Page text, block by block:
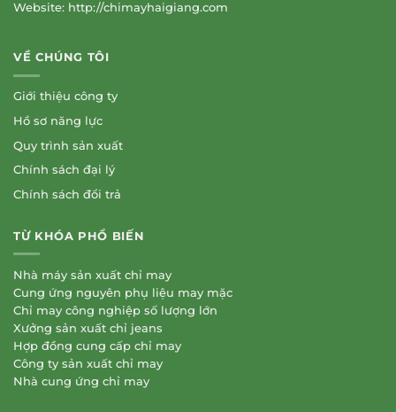
Website: http://chimayhaigiang.com
VỀ CHÚNG TÔI
Giới thiệu công ty
Hồ sơ năng lực
Quy trình sản xuất
Chính sách đại lý
Chính sách đổi trả
TỪ KHÓA PHỔ BIẾN
Nhà máy sản xuất chỉ may
Cung ứng nguyên phụ liệu may mặc
Chỉ may công nghiệp số lượng lớn
Xưởng sản xuất chỉ jeans
Hợp đồng cung cấp chỉ may
Công ty sản xuất chỉ may
Nhà cung ứng chỉ may